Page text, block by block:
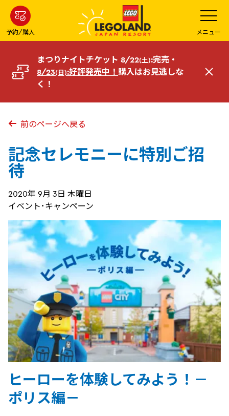
ン
コ
へ
予約/購入
メ
ニ
ュ
ー
を
開
メニュー
まつりナイトチケット 8/22(土):完売・
8/23(日):好評発売中！ 購入はお見逃しな
く！
閉
前のページへ戻る
記念セレモニーに特別ご招
待
2020年 9月 3日 木曜日
イベント･キャンペーン
ヒーローを体験してみよう！－
ポリス編－